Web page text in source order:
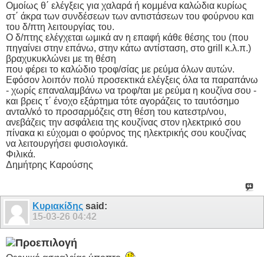
Ομοίως θ΄ ελέγξεις για χαλαρά ή κομμένα καλώδια κυρίως
στ΄ άκρα των συνδέσεων των αντιστάσεων του φούρνου και
του δ/πτη λειτουργίας του.
Ο δ/πτης ελέγχεται ωμικά αν η επαφή κάθε θέσης του (που
πηγαίνει στην επάνω, στην κάτω αντίσταση, στο grill κ.λ.π.)
βραχυκυκλώνει με τη θέση
που φέρει το καλώδιο τροφ/σίας με ρεύμα όλων αυτών.
Εφόσον λοιπόν πολύ προσεκτικά ελέγξεις όλα τα παραπάνω
- χωρίς επαναλαμβάνω να τροφ/ται με ρεύμα η κουζίνα σου -
και βρεις τ΄ ένοχο εξάρτημα τότε αγοράζεις το ταυτόσημο
ανταλ/κό το προσαρμόζεις στη θέση του κατεστρ/νου,
ανεβάζεις την ασφάλεια της κουζίνας στον ηλεκτρικό σου
πίνακα κι εύχομαι ο φούρνος της ηλεκτρικής σου κουζίνας
να λειτουργήσει φυσιολογικά.
Φιλικά.
Δημήτρης Καρούσης
Κυριακίδης said:
15-03-26 04:42